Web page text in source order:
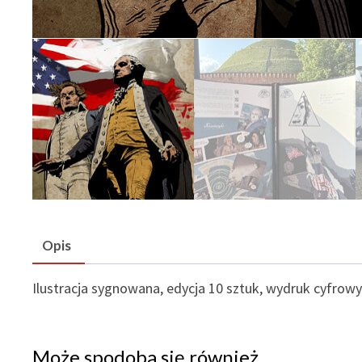
Opis
Ilustracja sygnowana, edycja 10 sztuk, wydruk
Może spodoba się również…